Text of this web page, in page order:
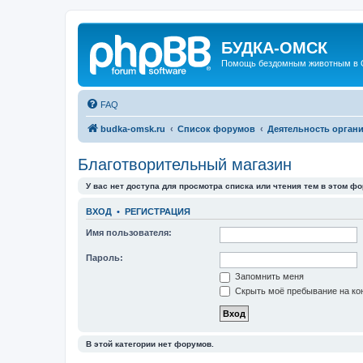
БУДКА-ОМСК
Помощь бездомным животным в
FAQ
budka-omsk.ru Список форумов Деятельность
Благотворительный магазин
У вас нет доступа для просмотра списка или чтения тем в этом
ВХОД • РЕГИСТРАЦИЯ
Имя пользователя:
Пароль:
Запомнить меня
Скрыть моё пребывание на
В этой категории нет форумов.